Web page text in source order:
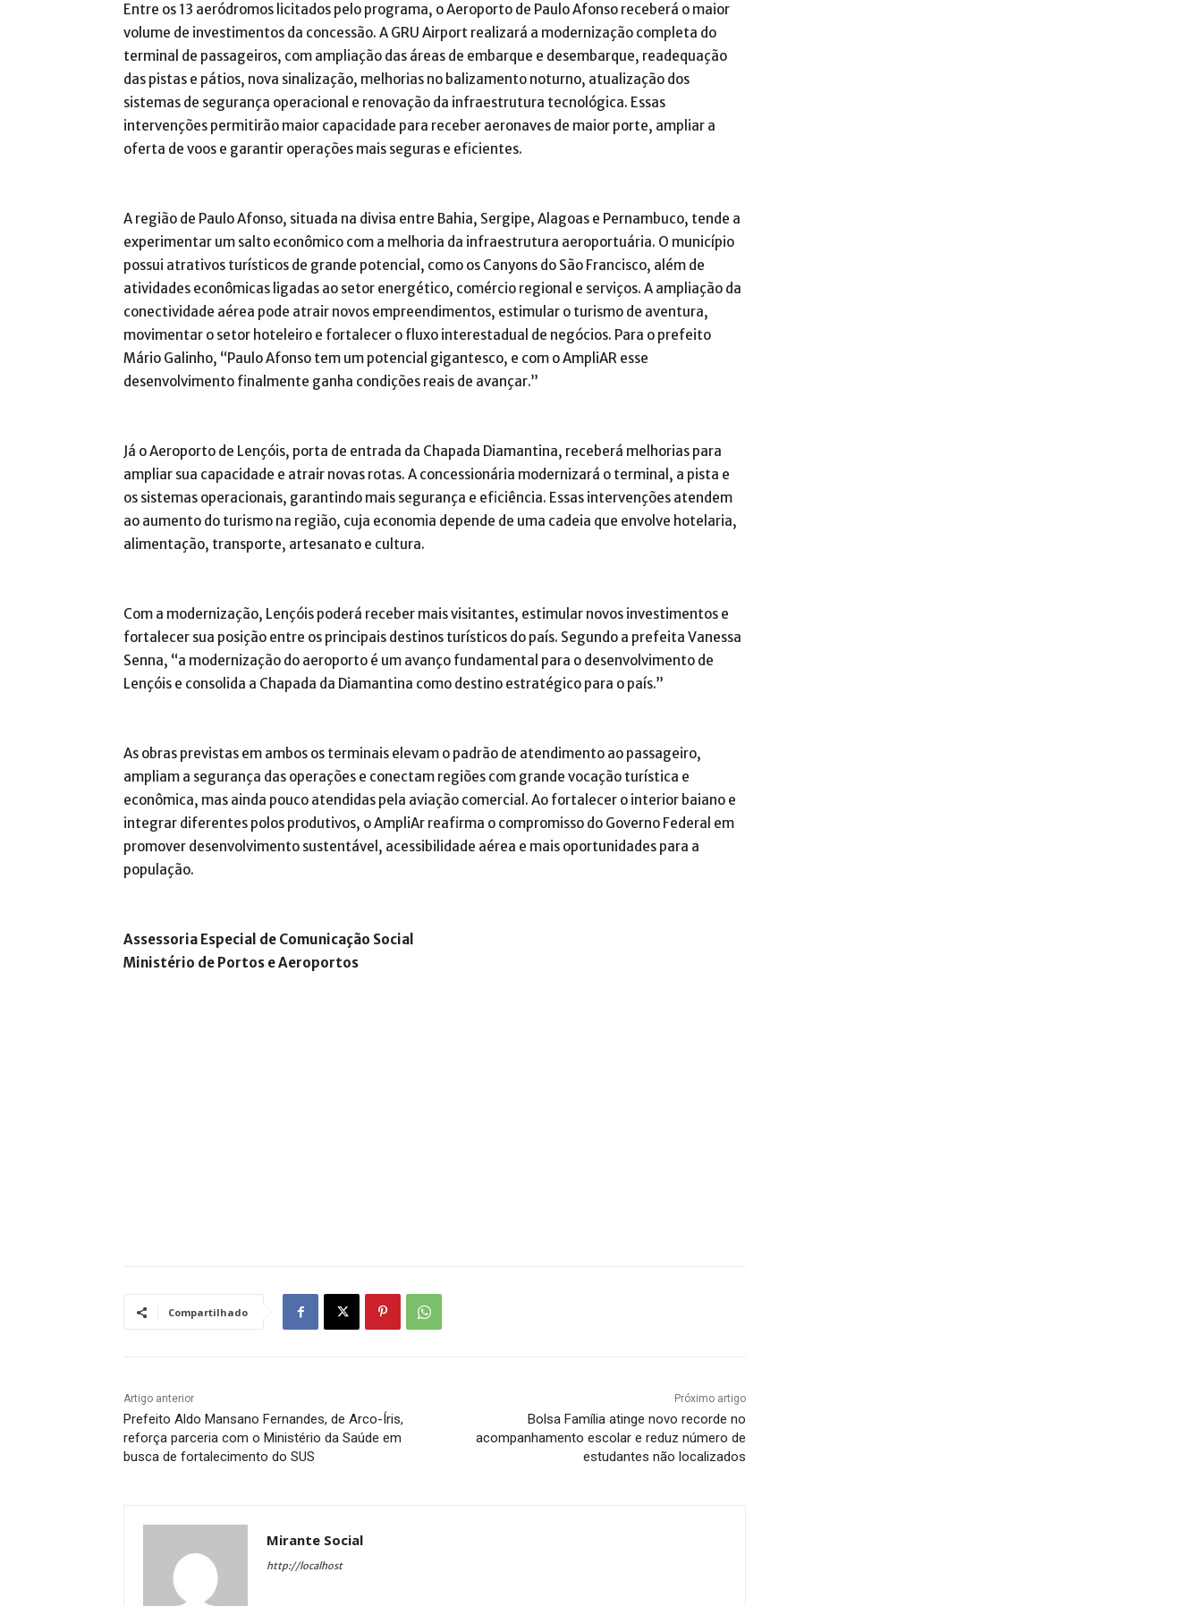
Entre os 13 aeródromos licitados pelo programa, o Aeroporto de Paulo Afonso receberá o maior
volume de investimentos da concessão. A GRU Airport realizará a modernização completa do
terminal de passageiros, com ampliação das áreas de embarque e desembarque, readequação
das pistas e pátios, nova sinalização, melhorias no balizamento noturno, atualização dos
sistemas de segurança operacional e renovação da infraestrutura tecnológica. Essas
intervenções permitirão maior capacidade para receber aeronaves de maior porte, ampliar a
oferta de voos e garantir operações mais seguras e eficientes.
A região de Paulo Afonso, situada na divisa entre Bahia, Sergipe, Alagoas e Pernambuco, tende a
experimentar um salto econômico com a melhoria da infraestrutura aeroportuária. O município
possui atrativos turísticos de grande potencial, como os Canyons do São Francisco, além de
atividades econômicas ligadas ao setor energético, comércio regional e serviços. A ampliação da
conectividade aérea pode atrair novos empreendimentos, estimular o turismo de aventura,
movimentar o setor hoteleiro e fortalecer o fluxo interestadual de negócios. Para o prefeito
Mário Galinho, “Paulo Afonso tem um potencial gigantesco, e com o AmpliAR esse
desenvolvimento finalmente ganha condições reais de avançar.”
Já o Aeroporto de Lençóis, porta de entrada da Chapada Diamantina, receberá melhorias para
ampliar sua capacidade e atrair novas rotas. A concessionária modernizará o terminal, a pista e
os sistemas operacionais, garantindo mais segurança e eficiência. Essas intervenções atendem
ao aumento do turismo na região, cuja economia depende de uma cadeia que envolve hotelaria,
alimentação, transporte, artesanato e cultura.
Com a modernização, Lençóis poderá receber mais visitantes, estimular novos investimentos e
fortalecer sua posição entre os principais destinos turísticos do país. Segundo a prefeita Vanessa
Senna, “a modernização do aeroporto é um avanço fundamental para o desenvolvimento de
Lençóis e consolida a Chapada da Diamantina como destino estratégico para o país.”
As obras previstas em ambos os terminais elevam o padrão de atendimento ao passageiro,
ampliam a segurança das operações e conectam regiões com grande vocação turística e
econômica, mas ainda pouco atendidas pela aviação comercial. Ao fortalecer o interior baiano e
integrar diferentes polos produtivos, o AmpliAr reafirma o compromisso do Governo Federal em
promover desenvolvimento sustentável, acessibilidade aérea e mais oportunidades para a
população.
Assessoria Especial de Comunicação Social
Ministério de Portos e Aeroportos
Compartilhado
Artigo anterior
Prefeito Aldo Mansano Fernandes, de Arco-Íris,
reforça parceria com o Ministério da Saúde em
busca de fortalecimento do SUS
Próximo artigo
Bolsa Família atinge novo recorde no
acompanhamento escolar e reduz número de
estudantes não localizados
Mirante Social
http://localhost